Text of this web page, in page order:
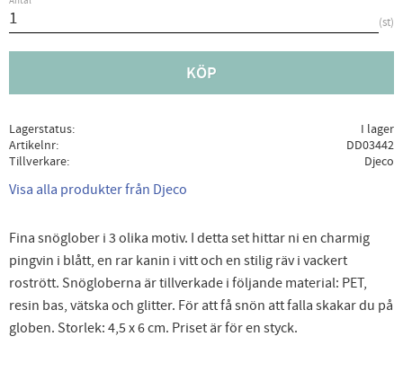
st
KÖP
Lagerstatus
I lager
Artikelnr
DD03442
Tillverkare
Djeco
Visa alla produkter från Djeco
Fina snöglober i 3 olika motiv. I detta set hittar ni en charmig
pingvin i blått, en rar kanin i vitt och en stilig räv i vackert
rostrött. Snögloberna är tillverkade i följande material: PET,
resin bas, vätska och glitter. För att få snön att falla skakar du på
globen. Storlek: 4,5 x 6 cm. Priset är för en styck.